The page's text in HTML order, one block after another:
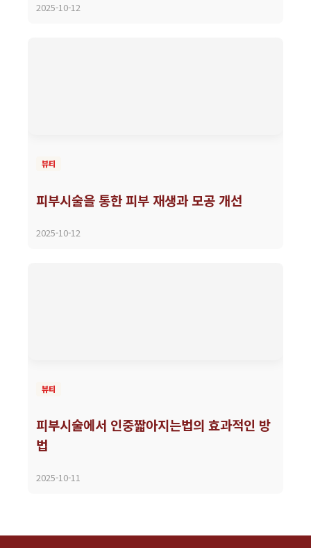
2025-10-12
뷰티
피부시술을 통한 피부 재생과 모공 개선
2025-10-12
뷰티
피부시술에서 인중짧아지는법의 효과적인 방
법
2025-10-11